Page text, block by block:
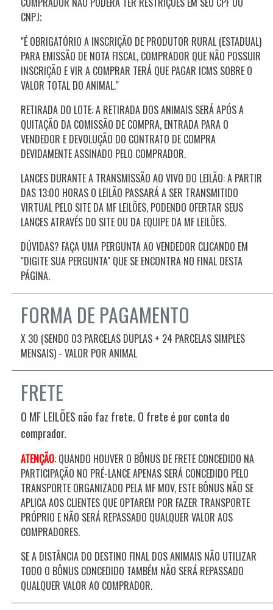
CNPJ;
"É OBRIGATÓRIO A INSCRIÇÃO DE PRODUTOR RURAL (ESTADUAL)
PARA EMISSÃO DE NOTA FISCAL, COMPRADOR QUE NÃO POSSUIR
INSCRIÇÃO E VIR A COMPRAR TERÁ QUE PAGAR ICMS SOBRE O
VALOR TOTAL DO ANIMAL."
RETIRADA DO LOTE: A RETIRADA DOS ANIMAIS SERÁ APÓS A
QUITAÇÃO DA COMISSÃO DE COMPRA, ENTRADA PARA O
VENDEDOR E DEVOLUÇÃO DO CONTRATO DE COMPRA
DEVIDAMENTE ASSINADO PELO COMPRADOR.
LANCES DURANTE A TRANSMISSÃO AO VIVO DO LEILÃO: A PARTIR
DAS13:00 HORAS O LEILÃO PASSARÁ A SER TRANSMITIDO
VIRTUAL PELO SITE DA MF LEILÕES, PODENDO OFERTAR SEUS
LANCES ATRAVÉS DO SITE OU DA EQUIPE DA MF LEILÕES.
DÚVIDAS? FAÇA UMA PERGUNTA AO VENDEDOR CLICANDO EM
"DIGITE SUA PERGUNTA" QUE SE ENCONTRA NO FINAL DESTA
PÁGINA.
FORMA DE PAGAMENTO
X 30 (SENDO 03 PARCELAS DUPLAS + 24 PARCELAS SIMPLES
MENSAIS) - VALOR POR ANIMAL
FRETE
O MF LEILÕES não faz frete. O frete é por conta do
comprador.
ATENÇÃO: QUANDO HOUVER O BÔNUS DE FRETE CONCEDIDO NA
PARTICIPAÇÃO NO PRÉ-LANCE APENAS SERÁ CONCEDIDO PELO
TRANSPORTE ORGANIZADO PELA MF MOV, ESTE BÔNUS NÃO SE
APLICA AOS CLIENTES QUE OPTAREM POR FAZER TRANSPORTE
PRÓPRIO E NÃO SERÁ REPASSADO QUALQUER VALOR AOS
COMPRADORES.
SE A DISTÂNCIA DO DESTINO FINAL DOS ANIMAIS NÃO UTILIZAR
TODO O BÔNUS CONCEDIDO TAMBÉM NÃO SERÁ REPASSADO
QUALQUER VALOR AO COMPRADOR.